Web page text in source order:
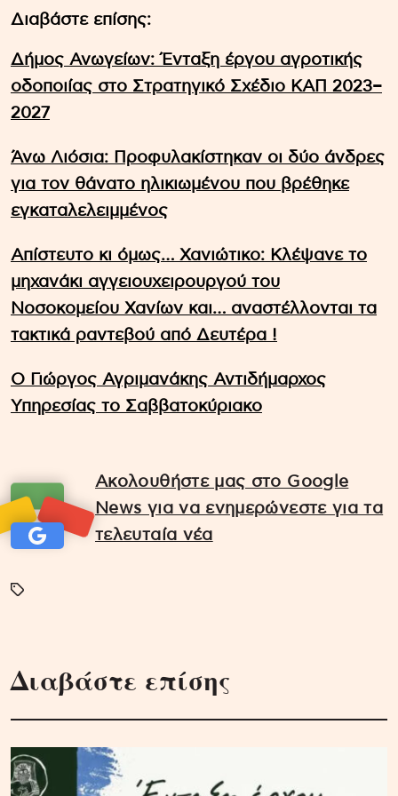
Διαβάστε επίσης:
Δήμος Ανωγείων: Ένταξη έργου αγροτικής
οδοποιίας στο Στρατηγικό Σχέδιο ΚΑΠ 2023–
2027
Άνω Λιόσια: Προφυλακίστηκαν οι δύο άνδρες
για τον θάνατο ηλικιωμένου που βρέθηκε
εγκαταλελειμμένος
Απίστευτο κι όμως… Χανιώτικο: Κλέψανε το
μηχανάκι αγγειουχειρουργού του
Νοσοκομείου Χανίων και… αναστέλλονται τα
τακτικά ραντεβού από Δευτέρα !
Ο Γιώργος Αγριμανάκης Αντιδήμαρχος
Υπηρεσίας το Σαββατοκύριακο
Ακολουθήστε μας στο Google
News για να ενημερώνεστε για τα
τελευταία νέα
Διαβάστε επίσης